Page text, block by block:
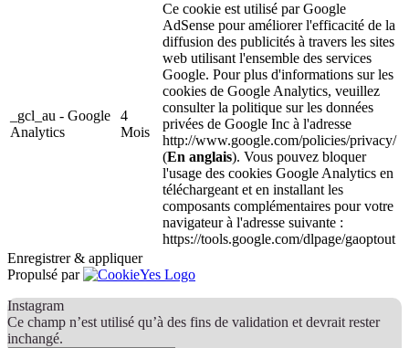
_gcl_au - Google
Analytics
4
Mois
Ce cookie est utilisé par Google
AdSense pour améliorer l'efficacité de la
diffusion des publicités à travers les sites
web utilisant l'ensemble des services
Google. Pour plus d'informations sur les
cookies de Google Analytics, veuillez
consulter la politique sur les données
privées de Google Inc à l'adresse
http://www.google.com/policies/privacy/
(En anglais). Vous pouvez bloquer
l'usage des cookies Google Analytics en
téléchargeant et en installant les
composants complémentaires pour votre
navigateur à l'adresse suivante :
https://tools.google.com/dlpage/gaoptout
Enregistrer & appliquer
Propulsé par
Instagram
Ce champ n’est utilisé qu’à des fins de validation et devrait rester
inchangé.